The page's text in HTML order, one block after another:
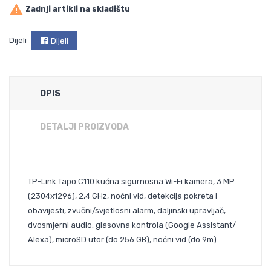
 Zadnji artikli na skladištu
Dijeli Dijeli
OPIS
DETALJI PROIZVODA
TP-Link Tapo C110 kućna sigurnosna Wi-Fi kamera, 3 MP
(2304x1296), 2,4 GHz, noćni vid, detekcija pokreta i
obavijesti, zvučni/svjetlosni alarm, daljinski upravljač,
dvosmjerni audio, glasovna kontrola (Google Assistant/
Alexa), microSD utor (do 256 GB), noćni vid (do 9m)